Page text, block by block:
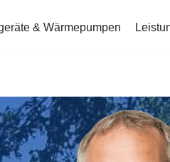
& Wärmepumpen